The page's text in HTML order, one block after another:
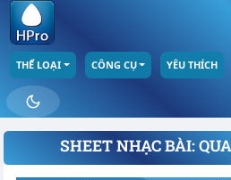
THỂ LOẠI CÔNG CỤ YÊU THÍCH
SHEET NHẠC BÀI: